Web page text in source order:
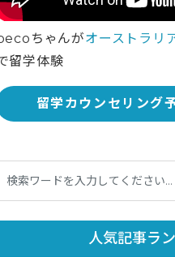
ちゃんがオーストラリ
留学体験
留学カウンセリング
人気記事ラ